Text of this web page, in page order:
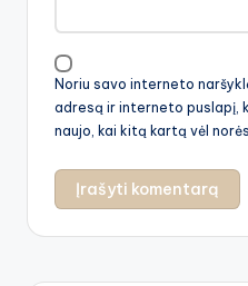
Noriu savo interneto
adresą ir interneto puslapį,
naujo, kai kitą kartą vėl